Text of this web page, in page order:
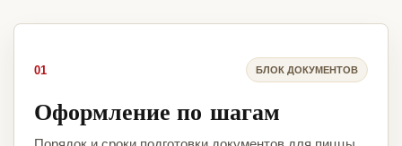
01 БЛОК ДОКУМЕНТОВ
Оформление по шагам